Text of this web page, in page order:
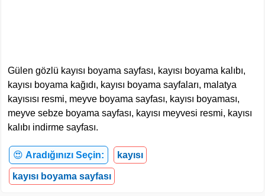
Gülen gözlü kayısı boyama sayfası, kayısı boyama kalıbı,
kayısı boyama kağıdı, kayısı boyama sayfaları, malatya
kayısısı resmi, meyve boyama sayfası, kayısı boyaması,
meyve sebze boyama sayfası, kayısı meyvesi resmi, kayısı
kalıbı indirme sayfası.
😍 Aradığınızı Seçin: kayısı
kayısı boyama sayfası